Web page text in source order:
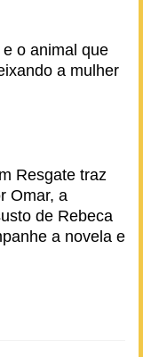
o animal que
a mulher
Resgate traz
Omar, a
de Rebeca
a novela e